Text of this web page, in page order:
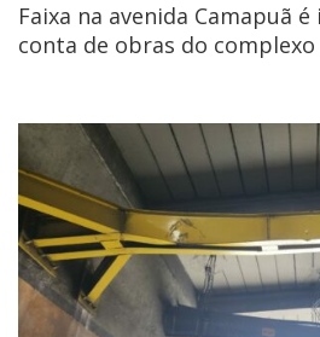
Faixa na avenida Camapuã
conta de obras do complexo